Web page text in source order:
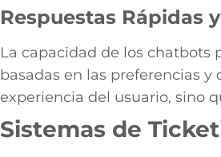
Respuestas Rápidas
La capacidad de los chatbots
basadas en las preferencias
experiencia del usuario, sino
Sistemas de